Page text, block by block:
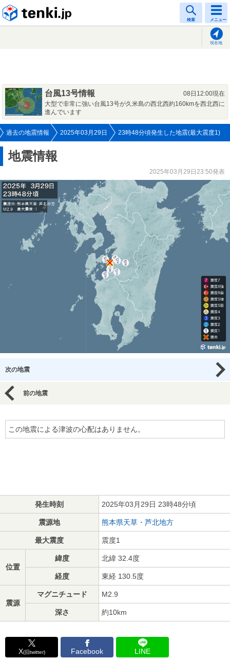
検索 メニュー
現在地
台風13号情報
08日12:00現在
大型で非常に強い台風13号が久米島の西北西約160kmを西北西に
進んでいます
過去の地震情報 2025年03月29日 23時48分頃発生した地震(最大震度1)
地震情報
2025年03月29日23:50発表
次の地震
前の地震
この地震による津波の心配はありません。
発生時刻 2025年03月29日 23時48分頃
震源地 熊本県天草・芦北地方
最大震度 震度1
位置
緯度 北緯 32.4度
経度 東経 130.5度
震源
マグニチュード M2.9
深さ 約10km
X(旧twitter) Facebook LINE